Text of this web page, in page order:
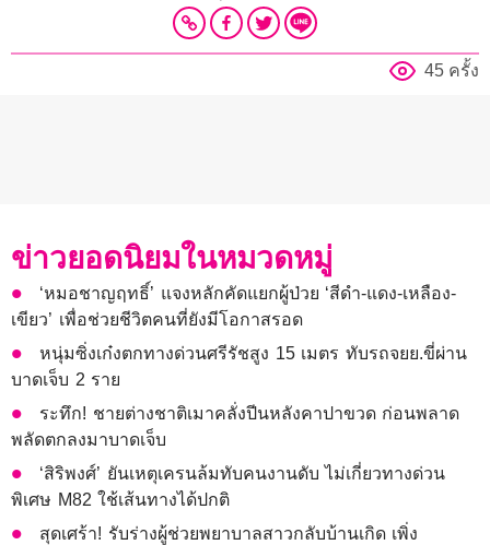
45 ครั้ง
ข่าวยอดนิยมในหมวดหมู่
‘หมอชาญฤทธิ์’ แจงหลักคัดแยกผู้ป่วย ‘สีดำ-แดง-เหลือง-
เขียว’ เพื่อช่วยชีวิตคนที่ยังมีโอกาสรอด
หนุ่มซิ่งเก๋งตกทางด่วนศรีรัชสูง 15 เมตร ทับรถจยย.ขี่ผ่าน
บาดเจ็บ 2 ราย
ระทึก! ชายต่างชาติเมาคลั่งปีนหลังคาปาขวด ก่อนพลาด
พลัดตกลงมาบาดเจ็บ
‘สิริพงศ์’ ยันเหตุเครนล้มทับคนงานดับ ไม่เกี่ยวทางด่วน
พิเศษ M82 ใช้เส้นทางได้ปกติ
สุดเศร้า! รับร่างผู้ช่วยพยาบาลสาวกลับบ้านเกิด เพิ่ง